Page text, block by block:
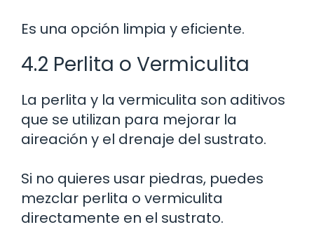
Es una opción limpia y eficiente.
4.2 Perlita o Vermiculita
La perlita y la vermiculita son aditivos
que se utilizan para mejorar la
aireación y el drenaje del sustrato.
Si no quieres usar piedras, puedes
mezclar perlita o vermiculita
directamente en el sustrato.